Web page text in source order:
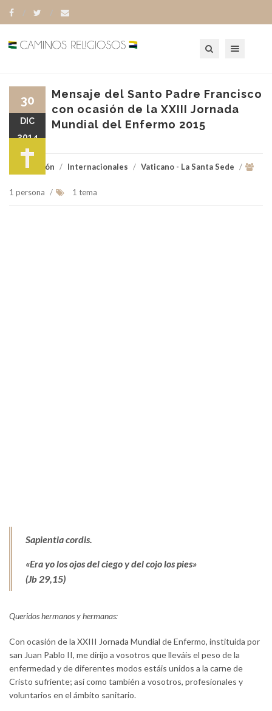
Mensaje del Santo Padre Francisco
con ocasión de la XXIII Jornada
Mundial del Enfermo 2015
Religión / Internacionales / Vaticano - La Santa Sede /
1 persona / 1 tema
30
DIC
2014
Sapientia cordis.
«Era yo los ojos del ciego y del cojo los pies»
(Jb29,15)
Queridos hermanos y hermanas:
Con ocasión de la XXIII Jornada Mundial de Enfermo, instituida por
san Juan Pablo II, me dirijo a vosotros que lleváis el peso de la
enfermedad y de diferentes modos estáis unidos a la carne de
Cristo sufriente; así como también a vosotros, profesionales y
voluntarios en el ámbito sanitario.